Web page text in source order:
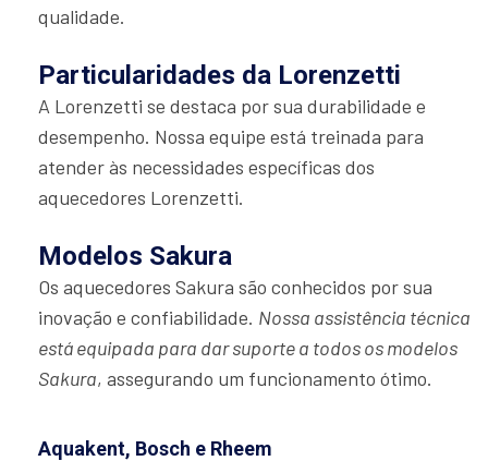
qualidade.
Particularidades da Lorenzetti
A Lorenzetti se destaca por sua durabilidade e
desempenho. Nossa equipe está treinada para
atender às necessidades específicas dos
aquecedores Lorenzetti.
Modelos Sakura
Os aquecedores Sakura são conhecidos por sua
inovação e confiabilidade. Nossa assistência técnica
está equipada para dar suporte a todos os modelos
Sakura, assegurando um funcionamento ótimo.
Aquakent, Bosch e Rheem